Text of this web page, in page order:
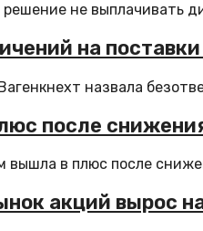
не выплачивать
на
назвала
после
вышла в плюс после
акций вырос